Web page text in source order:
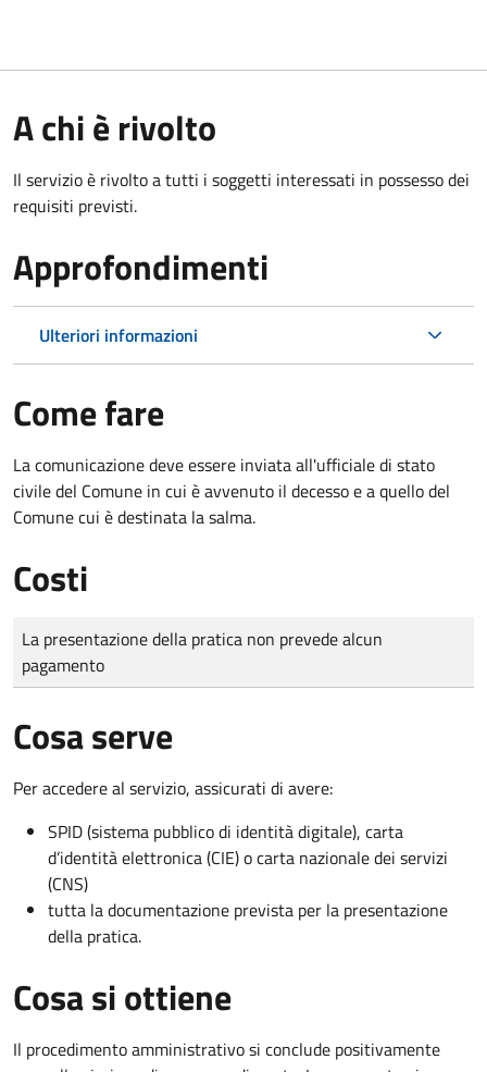
A chi è rivolto
Il servizio è rivolto a tutti i soggetti interessati in possesso dei
requisiti previsti.
Approfondimenti
Ulteriori informazioni
Come fare
La comunicazione deve essere inviata all'ufficiale di stato
civile del Comune in cui è avvenuto il decesso e a quello del
Comune cui è destinata la salma.
Costi
Tipo di pagamento
Importo
La presentazione della pratica non prevede alcun
pagamento
Cosa serve
Per accedere al servizio, assicurati di avere:
SPID (sistema pubblico di identità digitale), carta
d’identità elettronica (CIE) o carta nazionale dei servizi
(CNS)
tutta la documentazione prevista per la presentazione
della pratica.
Cosa si ottiene
Il procedimento amministrativo si conclude positivamente